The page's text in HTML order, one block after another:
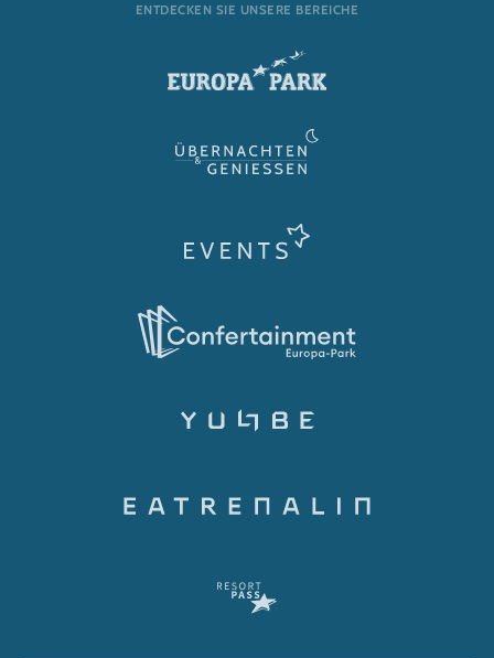
ENTDECKEN SIE UNSERE BEREICHE